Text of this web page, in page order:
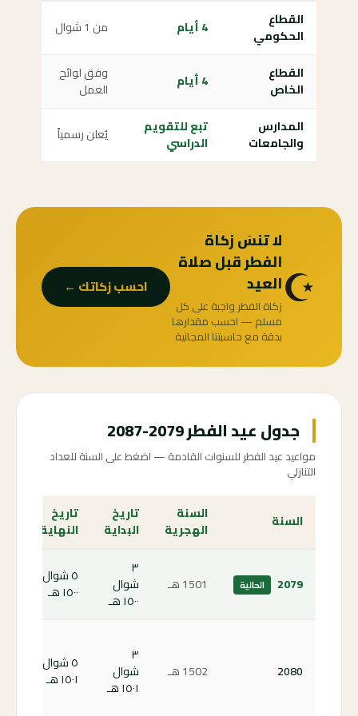
القطاع
الحكومي
4 أيام من 1 شوال
القطاع
الخاص
4 أيام
وفق لوائح
العمل
المدارس
والجامعات
تبع للتقويم
الدراسي
يُعلن رسمياً
☪️
لا تنسَ زكاة
الفطر قبل صلاة
العيد
زكاة الفطر واجبة على كل
مسلم — احسب مقدارها
بدقة مع حاسبتنا المجانية
احسب زكاتك ←
جدول عيد الفطر 2079-2087
مواعيد عيد الفطر للسنوات القادمة — اضغط على السنة للعداد
التنازلي
السنة
السنة
الهجرية
تاريخ
البداية
تاريخ
النهاية
2079 الحالية 1501 هـ
٣
شوال
١٥٠٠ هـ
٥ شوال
١٥٠٠ هـ
2080 1502 هـ
٣
شوال
١٥٠١ هـ
٥ شوال
١٥٠١ هـ